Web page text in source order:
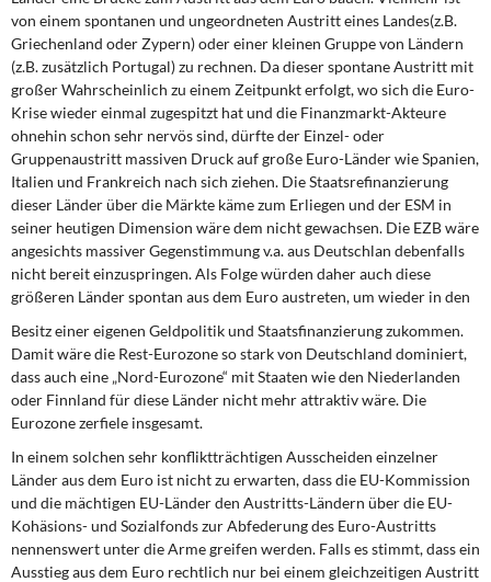
von einem spontanen und ungeordneten Austritt eines Landes(z.B.
Griechenland oder Zypern) oder einer kleinen Gruppe von Ländern
(z.B. zusätzlich Portugal) zu rechnen. Da dieser spontane Austritt mit
großer Wahrscheinlich zu einem Zeitpunkt erfolgt, wo sich die Euro-
Krise wieder einmal zugespitzt hat und die Finanzmarkt-Akteure
ohnehin schon sehr nervös sind, dürfte der Einzel- oder
Gruppenaustritt massiven Druck auf große Euro-Länder wie Spanien,
Italien und Frankreich nach sich ziehen. Die Staatsrefinanzierung
dieser Länder über die Märkte käme zum Erliegen und der ESM in
seiner heutigen Dimension wäre dem nicht gewachsen. Die EZB wäre
angesichts massiver Gegenstimmung v.a. aus Deutschlan debenfalls
nicht bereit einzuspringen. Als Folge würden daher auch diese
größeren Länder spontan aus dem Euro austreten, um wieder in den
Besitz einer eigenen Geldpolitik und Staatsfinanzierung zukommen.
Damit wäre die Rest-Eurozone so stark von Deutschland dominiert,
dass auch eine „Nord-Eurozone“ mit Staaten wie den Niederlanden
oder Finnland für diese Länder nicht mehr attraktiv wäre. Die
Eurozone zerfiele insgesamt.
In einem solchen sehr konfliktträchtigen Ausscheiden einzelner
Länder aus dem Euro ist nicht zu erwarten, dass die EU-Kommission
und die mächtigen EU-Länder den Austritts-Ländern über die EU-
Kohäsions- und Sozialfonds zur Abfederung des Euro-Austritts
nennenswert unter die Arme greifen werden. Falls es stimmt, dass ein
Ausstieg aus dem Euro rechtlich nur bei einem gleichzeitigen Austritt